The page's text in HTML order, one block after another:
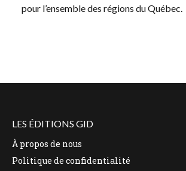
pour l’ensemble des régions du Québec.
LES ÉDITIONS GID
À propos de nous
Politique de confidentialité